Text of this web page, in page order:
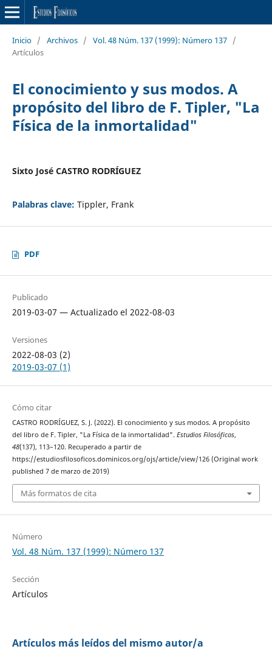
Inicio / Archivos / Vol. 48 Núm. 137 (1999): Número 137 /
Artículos
El conocimiento y sus modos. A
propósito del libro de F. Tipler, "La
Física de la inmortalidad"
Sixto José CASTRO RODRÍGUEZ
Palabras clave: Tippler, Frank
PDF
Publicado
2019-03-07 — Actualizado el 2022-08-03
Versiones
2022-08-03 (2)
2019-03-07 (1)
Cómo citar
CASTRO RODRÍGUEZ, S. J. (2022). El conocimiento y sus modos. A propósito
del libro de F. Tipler, "La Física de la inmortalidad". Estudios Filosóficos,
48(137), 113–120. Recuperado a partir de
https://estudiosfilosoficos.dominicos.org/ojs/article/view/126 (Original work
published 7 de marzo de 2019)
Más formatos de cita
Número
Vol. 48 Núm. 137 (1999): Número 137
Sección
Artículos
Artículos más leídos del mismo autor/a